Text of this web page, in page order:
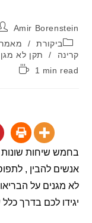
Amir
/ מאמר דעה,
תקן לא מגן
1 min
שיחות שונות היום
להבין , לתפוס
על הבריאות.
לכם בדרך כלל שהכל